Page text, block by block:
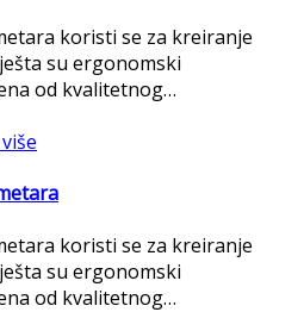
koristi se za kreiranje
su ergonomski
od kvalitetnog…
koristi se za kreiranje
su ergonomski
od kvalitetnog…